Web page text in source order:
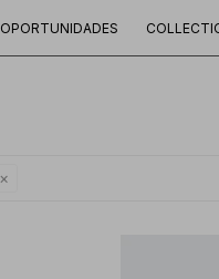
OPORTUNIDADES